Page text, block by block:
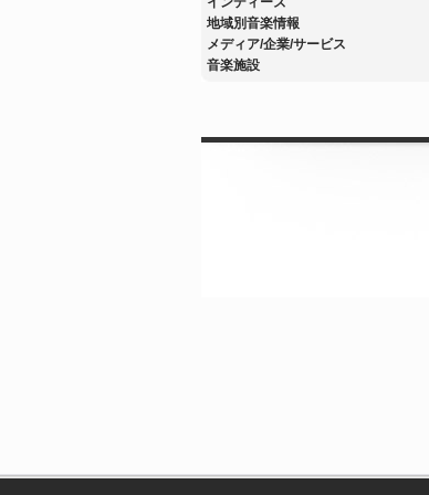
地域別音楽情報
メディア/企業/サービス
音楽施設